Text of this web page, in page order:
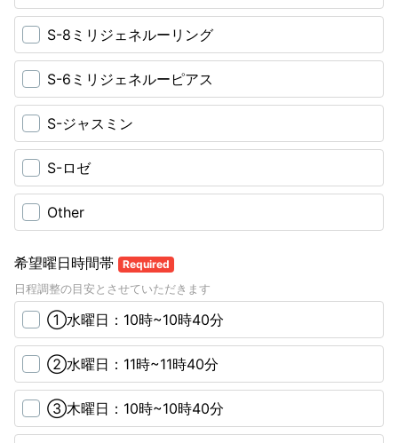
S-8ミリジェネルーリング
S-6ミリジェネルーピアス
S-ジャスミン
S-ロゼ
Other
希望曜日時間帯 Required
日程調整の目安とさせていただきます
①水曜日：10時~10時40分
②水曜日：11時~11時40分
③木曜日：10時~10時40分